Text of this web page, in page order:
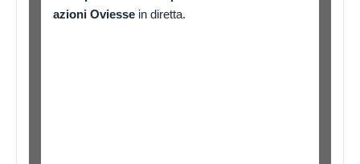
azioni Oviesse in diretta.